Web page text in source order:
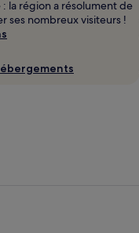
la région a résolument de
ses nombreux visiteurs !